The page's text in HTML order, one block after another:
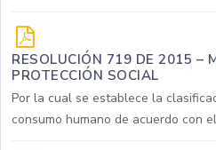
RESOLUCIÓN 719 DE 2015 –
PROTECCIÓN SOCIAL
Por la cual se establece la
consumo humano de acuerdo con